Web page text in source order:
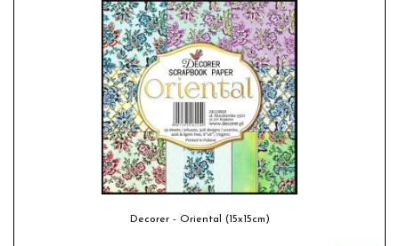
Decorer - Oriental (15x15cm)